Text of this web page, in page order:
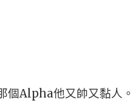
Alpha他又帥又黏人。